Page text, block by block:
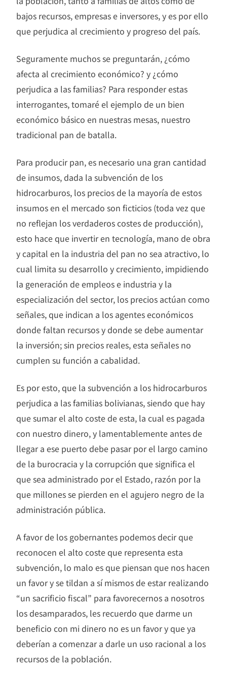
bajos recursos, empresas e inversores, y es por ello
que perjudica al crecimiento y progreso del país.
Seguramente muchos se preguntarán, ¿cómo
afecta al crecimiento económico? y ¿cómo
perjudica a las familias? Para responder estas
interrogantes, tomaré el ejemplo de un bien
económico básico en nuestras mesas, nuestro
tradicional pan de batalla.
Para producir pan, es necesario una gran cantidad
de insumos, dada la subvención de los
hidrocarburos, los precios de la mayoría de estos
insumos en el mercado son ficticios (toda vez que
no reflejan los verdaderos costes de producción),
esto hace que invertir en tecnología, mano de obra
y capital en la industria del pan no sea atractivo, lo
cual limita su desarrollo y crecimiento, impidiendo
la generación de empleos e industria y la
especialización del sector, los precios actúan como
señales, que indican a los agentes económicos
donde faltan recursos y donde se debe aumentar
la inversión; sin precios reales, esta señales no
cumplen su función a cabalidad.
Es por esto, que la subvención a los hidrocarburos
perjudica a las familias bolivianas, siendo que hay
que sumar el alto coste de esta, la cual es pagada
con nuestro dinero, y lamentablemente antes de
llegar a ese puerto debe pasar por el largo camino
de la burocracia y la corrupción que significa el
que sea administrado por el Estado, razón por la
que millones se pierden en el agujero negro de la
administración pública.
A favor de los gobernantes podemos decir que
reconocen el alto coste que representa esta
subvención, lo malo es que piensan que nos hacen
un favor y se tildan a sí mismos de estar realizando
“un sacrificio fiscal” para favorecernos a nosotros
los desamparados, les recuerdo que darme un
beneficio con mi dinero no es un favor y que ya
deberían a comenzar a darle un uso racional a los
recursos de la población.